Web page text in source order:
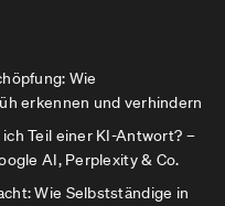
Wie
erkennen und verhindern
Teil einer KI-Antwort? –
AI, Perplexity & Co.
Wie Selbstständige in